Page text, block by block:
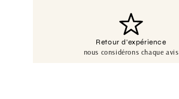
Retour d'expérience
nous considérons chaque avis